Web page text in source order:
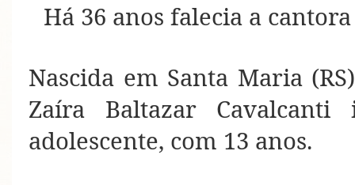
Há 36 anos falecia a
Nascida em Santa Maria
Zaíra Baltazar
adolescente, com 13 anos.